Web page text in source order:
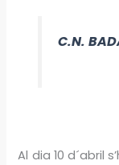
C.N.
Al dia 10 d´abril